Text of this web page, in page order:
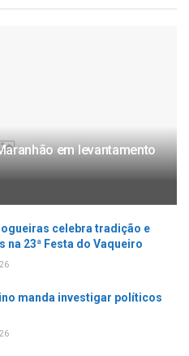
em levantamento
celebra tradição e
na 23ª Festa do Vaqueiro
manda investigar políticos